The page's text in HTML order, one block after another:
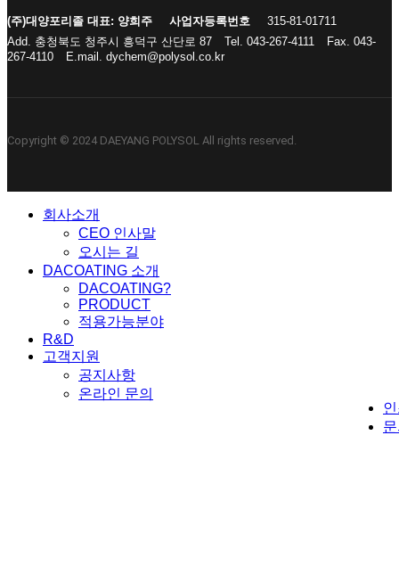
(주)대양포리졸 대표: 양희주 사업자등록번호
315-81-01711
Add. 충청북도 청주시 흥덕구 산단로 87
Tel. 043-267-4111
Fax. 043-
267-4110
E.mail. dychem@polysol.co.kr
Copyright © 2024 DAEYANG POLYSOL All rights reserved.
Close 회사소개
CEO 인사말
오시는 길
DACOATING 소개
DACOATING?
PRODUCT
적용가능분야
R&D
고객지원
공지사항
온라인 문의